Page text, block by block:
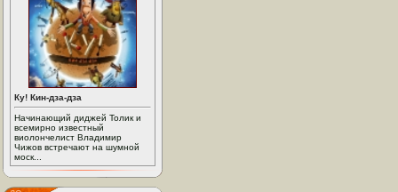
Ку! Кин-дза-дза
Начинающий диджей Толик и
всемирно известный
виолончелист Владимир
Чижов встречают на шумной
моск...